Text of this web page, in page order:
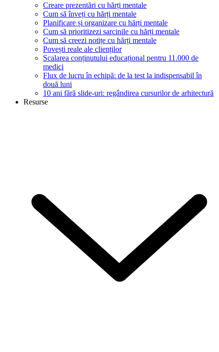
Creare prezentări cu hărți mentale
Cum să înveți cu hărți mentale
Planificare și organizare cu hărți mentale
Cum să prioritizezi sarcinile cu hărți mentale
Cum să creezi notițe cu hărți mentale
Povești reale ale clienților
Scalarea conținutului educațional pentru 11.000 de
medici
Flux de lucru în echipă: de la test la indispensabil în
două luni
10 ani fără slide-uri: regândirea cursurilor de arhitectură
Resurse